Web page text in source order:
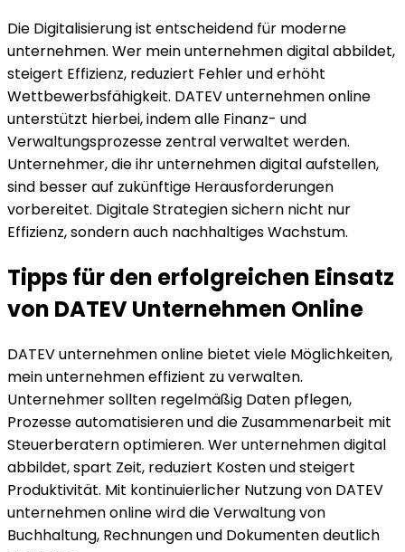
Die Digitalisierung ist entscheidend für moderne
unternehmen. Wer mein unternehmen digital abbildet,
steigert Effizienz, reduziert Fehler und erhöht
Wettbewerbsfähigkeit. DATEV unternehmen online
unterstützt hierbei, indem alle Finanz- und
Verwaltungsprozesse zentral verwaltet werden.
Unternehmer, die ihr unternehmen digital aufstellen,
sind besser auf zukünftige Herausforderungen
vorbereitet. Digitale Strategien sichern nicht nur
Effizienz, sondern auch nachhaltiges Wachstum.
Tipps für den erfolgreichen Einsatz
von DATEV Unternehmen Online
DATEV unternehmen online bietet viele Möglichkeiten,
mein unternehmen effizient zu verwalten.
Unternehmer sollten regelmäßig Daten pflegen,
Prozesse automatisieren und die Zusammenarbeit mit
Steuerberatern optimieren. Wer unternehmen digital
abbildet, spart Zeit, reduziert Kosten und steigert
Produktivität. Mit kontinuierlicher Nutzung von DATEV
unternehmen online wird die Verwaltung von
Buchhaltung, Rechnungen und Dokumenten deutlich